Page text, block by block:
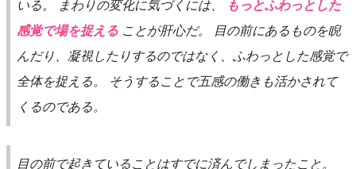
いる。 まわりの変化に気づくには、
もっとふわっとした
感覚で場を捉えることが肝心だ。 目の前にあるものを睨
んだり、凝視したりするのではなく、ふわっとした感覚で
全体を捉える。 そうすることで五感の働きも活かされて
くるのである。
目の前で起きていることはすでに済んでしまったこと。